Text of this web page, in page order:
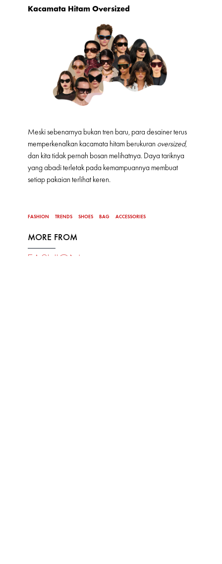
Kacamata Hitam Oversized
Meski sebenarnya bukan tren baru, para desainer terus
memperkenalkan kacamata hitam berukuran oversized,
dan kita tidak pernah bosan melihatnya. Daya tariknya
yang abadi terletak pada kemampuannya membuat
setiap pakaian terlihat keren.
FASHION TRENDS SHOES BAG ACCESSORIES
MORE FROM
FASHION